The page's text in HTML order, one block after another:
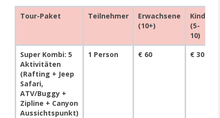
Tour-Paket Teilnehmer
Erwachsene
(10+)
Kind
(5-
10)
Super Kombi: 5
Aktivitäten
(Rafting + Jeep
Safari,
ATV/Buggy +
Zipline + Canyon
Aussichtspunkt)
1 Person € 60 € 30